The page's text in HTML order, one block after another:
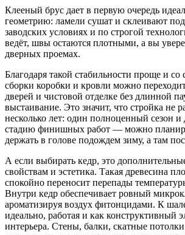
Клееный брус дает в первую очередь
геометрию: ламели сушат и склеивают
заводских условиях и по строгой
ведёт, швы остаются плотными, а вы
дверных проемах.
Благодаря такой стабильности проще и со
сборки коробки и кровли можно
дверей и чистовой отделке без длинной
выстаивание. Это значит, что стройка не
несколько лет: один полноценный сезон
стадию финишных работ — можно
держать в голове подождем зиму, а там
А если выбирать кедр, это
свойствам и эстетика. Такая древесина
спокойно переносит перепады
Внутри кедр обеспечивает ровный
ароматизируя воздух фитонцидами. К
идеально, работая и как конструктивный
интерьера. Стены, балки, скатные